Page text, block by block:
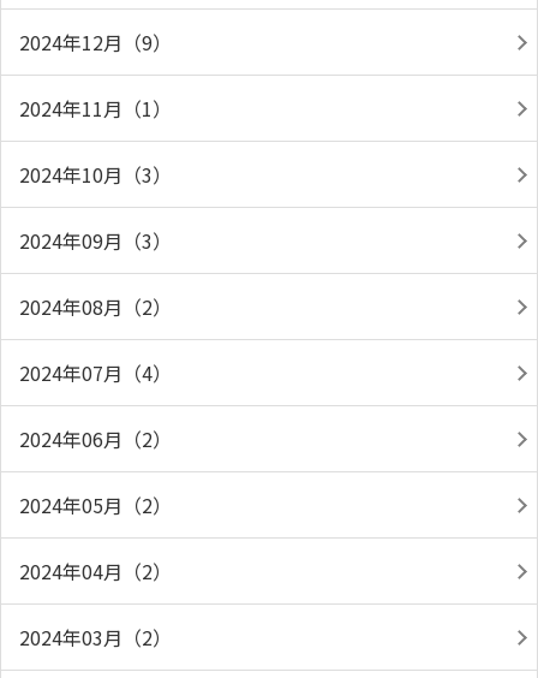
2024年12月（9）
2024年11月（1）
2024年10月（3）
2024年09月（3）
2024年08月（2）
2024年07月（4）
2024年06月（2）
2024年05月（2）
2024年04月（2）
2024年03月（2）